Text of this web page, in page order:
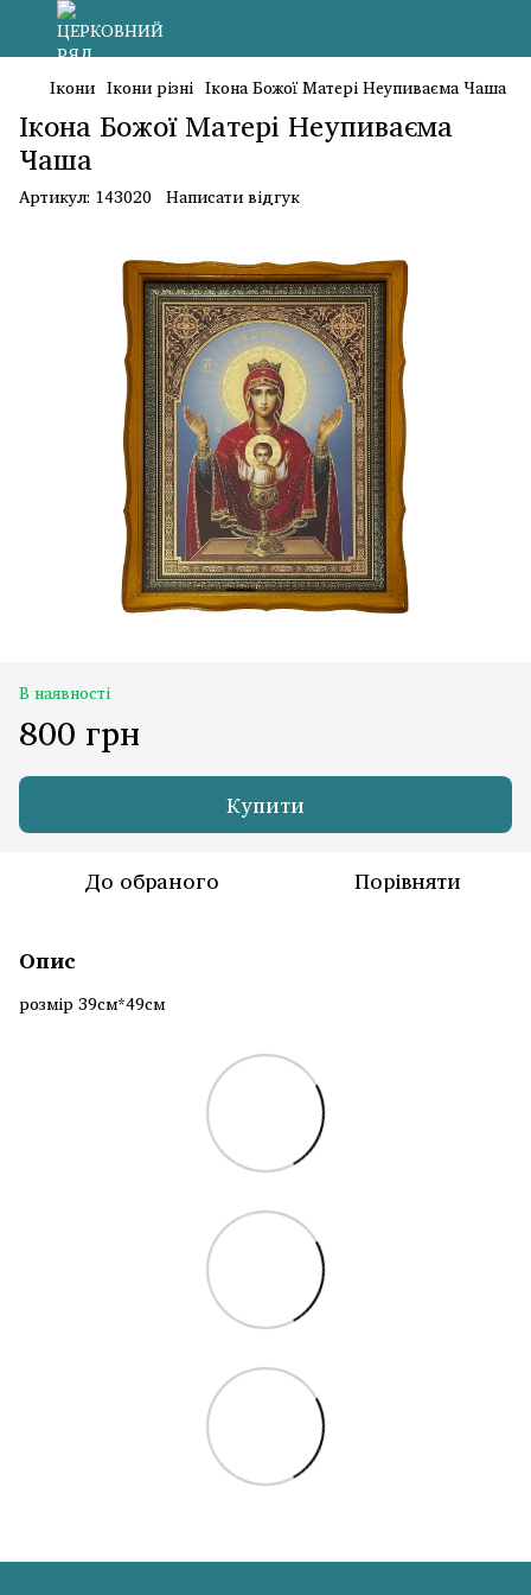
Ікони Ікони різні Ікона Божої Матері Неупиваєма Чаша
Ікона Божої Матері Неупиваєма
Чаша
Артикул: 143020 Написати відгук
В наявності
800 грн
Купити
До обраного Порівняти
Опис
розмір 39см*49см